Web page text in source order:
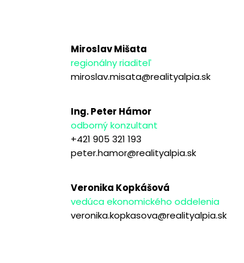
Miroslav Mišata
regionálny riaditeľ
miroslav.misata@realityalpia.sk
Ing. Peter Hámor
odborný konzultant
+421 905 321 193
peter.hamor@realityalpia.sk
Veronika Kopkášová
vedúca ekonomického oddelenia
veronika.kopkasova@realityalpia.sk